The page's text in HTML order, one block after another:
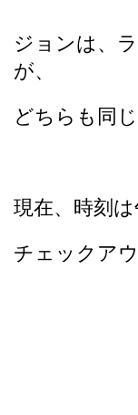
ジョンは、
が、
どちらも同じ
現在、時刻は
チェックア